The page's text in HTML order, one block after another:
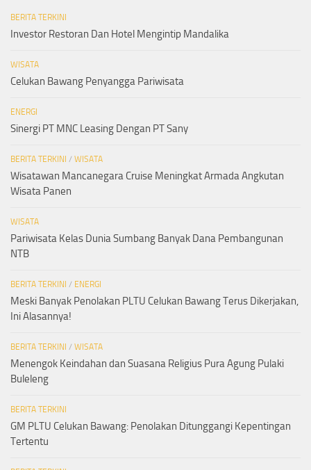
BERITA TERKINI
Investor Restoran Dan Hotel Mengintip Mandalika
WISATA
Celukan Bawang Penyangga Pariwisata
ENERGI
Sinergi PT MNC Leasing Dengan PT Sany
BERITA TERKINI / WISATA
Wisatawan Mancanegara Cruise Meningkat Armada Angkutan
Wisata Panen
WISATA
Pariwisata Kelas Dunia Sumbang Banyak Dana Pembangunan
NTB
BERITA TERKINI / ENERGI
Meski Banyak Penolakan PLTU Celukan Bawang Terus Dikerjakan,
Ini Alasannya!
BERITA TERKINI / WISATA
Menengok Keindahan dan Suasana Religius Pura Agung Pulaki
Buleleng
BERITA TERKINI
GM PLTU Celukan Bawang: Penolakan Ditunggangi Kepentingan
Tertentu